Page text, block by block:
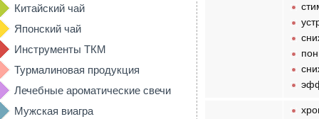
Китайский чай
Японский чай
Инструменты ТКМ
Турмалиновая продукция
Лечебные ароматические свечи
Мужская виагра